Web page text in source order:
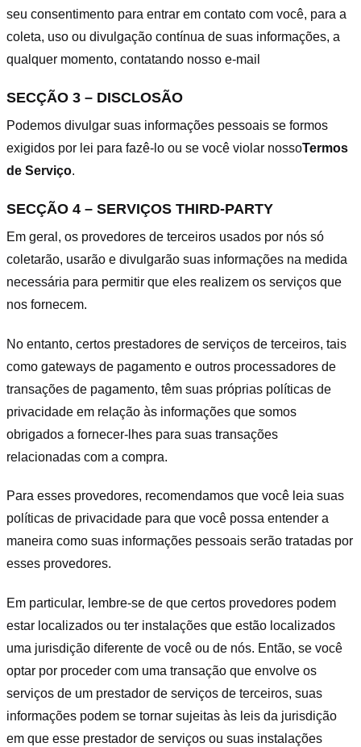
seu consentimento para entrar em contato com você, para a
coleta, uso ou divulgação contínua de suas informações, a
qualquer momento, contatando nosso e-mail
SECÇÃO 3 – DISCLOSÃO
Podemos divulgar suas informações pessoais se formos
exigidos por lei para fazê-lo ou se você violar nossoTermos
de Serviço.
SECÇÃO 4 – SERVIÇOS THIRD-PARTY
Em geral, os provedores de terceiros usados por nós só
coletarão, usarão e divulgarão suas informações na medida
necessária para permitir que eles realizem os serviços que
nos fornecem.
No entanto, certos prestadores de serviços de terceiros, tais
como gateways de pagamento e outros processadores de
transações de pagamento, têm suas próprias políticas de
privacidade em relação às informações que somos
obrigados a fornecer-lhes para suas transações
relacionadas com a compra.
Para esses provedores, recomendamos que você leia suas
políticas de privacidade para que você possa entender a
maneira como suas informações pessoais serão tratadas por
esses provedores.
Em particular, lembre-se de que certos provedores podem
estar localizados ou ter instalações que estão localizados
uma jurisdição diferente de você ou de nós. Então, se você
optar por proceder com uma transação que envolve os
serviços de um prestador de serviços de terceiros, suas
informações podem se tornar sujeitas às leis da jurisdição
em que esse prestador de serviços ou suas instalações